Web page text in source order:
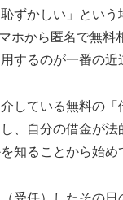
恥ずかしい」とい
ホから匿名で無料
するのが一番の近
している無料の「
、自分の借金が法
知ることから始め